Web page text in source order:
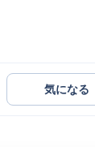
気になる